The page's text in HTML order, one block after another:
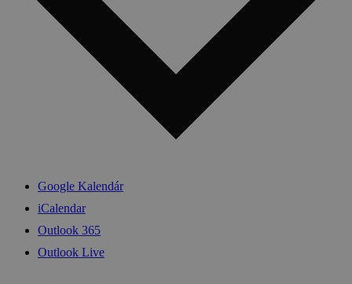
Google Kalendár
iCalendar
Outlook 365
Outlook Live